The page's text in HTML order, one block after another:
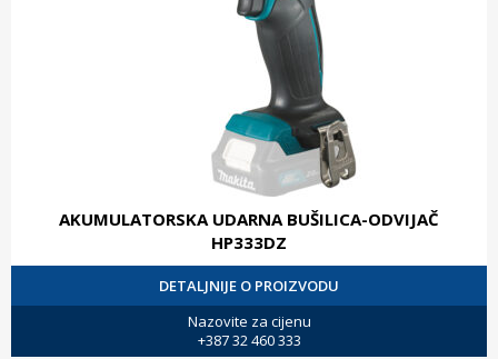
AKUMULATORSKA UDARNA BUŠILICA-ODVIJAČ
HP333DZ
DETALJNIJE O PROIZVODU
Nazovite za cijenu
+387 32 460 333